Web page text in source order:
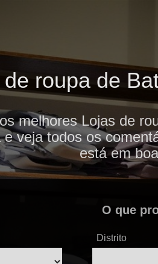
roupa de
melhores Lojas de
veja todos os
está em
O que
Distrito